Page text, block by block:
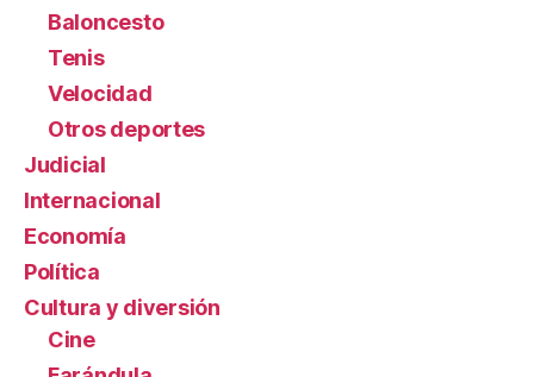
Baloncesto
Tenis
Velocidad
Otros deportes
Judicial
Internacional
Economía
Política
Cultura y diversión
Cine